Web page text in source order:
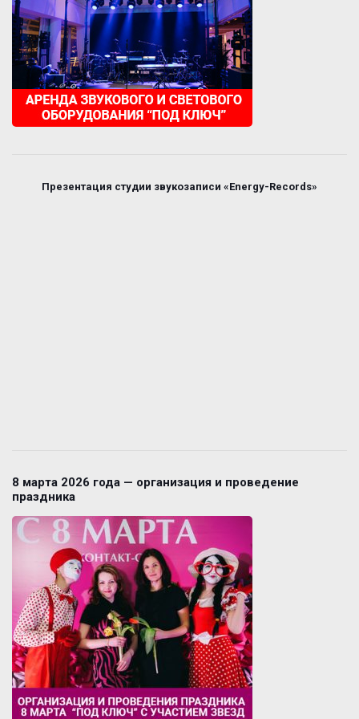
Презентация студии звукозаписи «Energy-Records»
8 марта 2026 года — организация и проведение
праздника